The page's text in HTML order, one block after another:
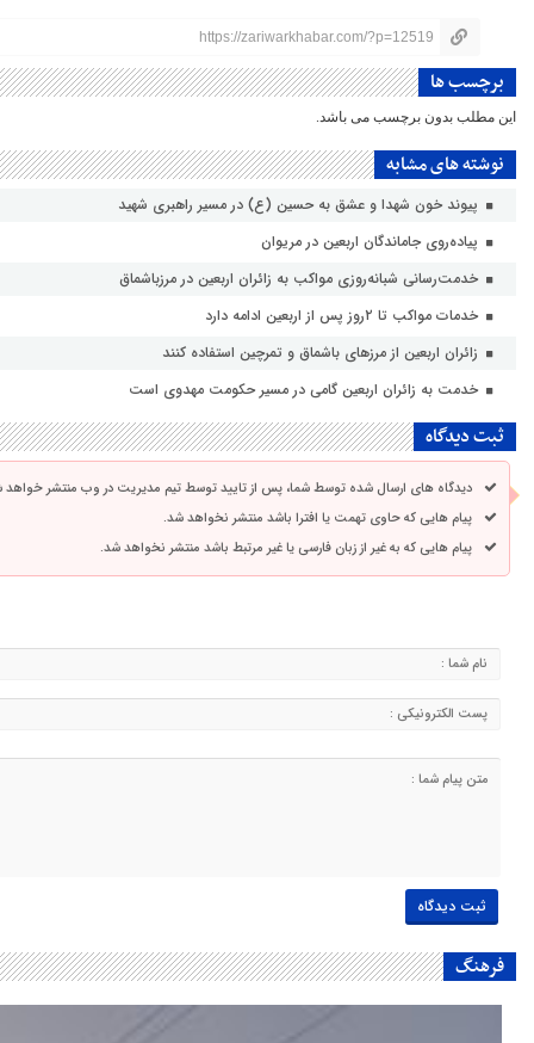
https://zariwarkhabar.com/?p=12519
برچسب ها
این مطلب بدون برچسب می باشد.
نوشته های مشابه
پیوند خون شهدا و عشق به حسین (ع) در مسیر راهبری شهید
پیاده‌روی جاماندگان اربعین در مریوان
خدمت‌رسانی شبانه‌روزی مواکب به زائران اربعین در مرزباشماق
خدمات مواکب تا ۲روز پس از اربعین ادامه دارد
زائران اربعین از مرزهای باشماق و تمرچین استفاده کنند
خدمت به زائران اربعین گامی در مسیر حکومت مهدوی است
ثبت دیدگاه
دیدگاه های ارسال شده توسط شما، پس از تایید توسط تیم مدیریت در وب منتشر
پیام هایی که حاوی تهمت یا افترا باشد منتشر نخواهد شد.
پیام هایی که به غیر از زبان فارسی یا غیر مرتبط باشد منتشر نخواهد شد.
فرهنگ